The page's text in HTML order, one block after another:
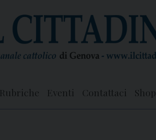
Rubriche Eventi Contattaci Shop